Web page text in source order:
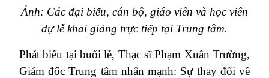
Ảnh: Các đại biểu, cán bộ, giáo viên và học viên
dự lễ khai giảng trực tiếp tại Trung tâm.
Phát biểu tại buổi lễ, Thạc sĩ Phạm Xuân Trường,
Giám đốc Trung tâm nhấn mạnh: Sự thay đổi về